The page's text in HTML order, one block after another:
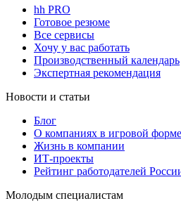
hh PRO
Готовое резюме
Все сервисы
Хочу у вас работать
Производственный календарь
Экспертная рекомендация
Новости и статьи
Блог
О компаниях в игровой форме
Жизнь в компании
ИТ-проекты
Рейтинг работодателей
Молодым специалистам